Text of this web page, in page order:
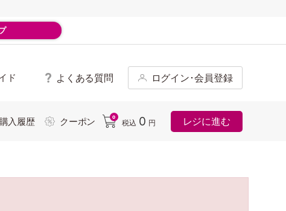
ド よくある質問 ログイン･会員登録
購入履歴 クーポン 0
税込 0 円 レジに進む